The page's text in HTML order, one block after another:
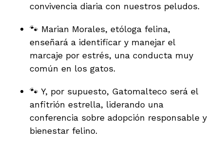
convivencia diaria con nuestros peludos.
🐾 Marian Morales, etóloga felina,
enseñará a identificar y manejar el
marcaje por estrés, una conducta muy
común en los gatos.
🐾 Y, por supuesto, Gatomalteco será el
anfitrión estrella, liderando una
conferencia sobre adopción responsable y
bienestar felino.